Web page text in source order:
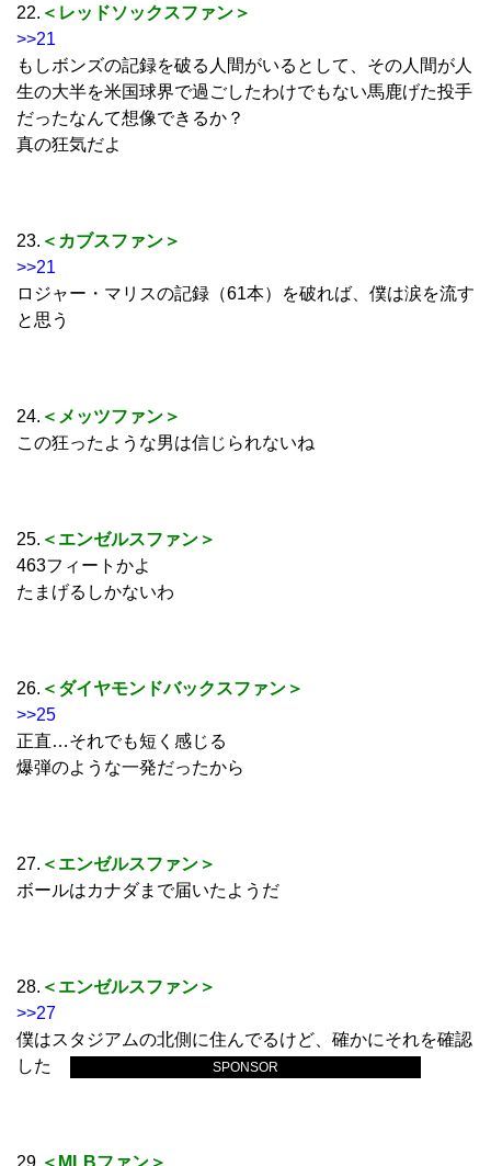
SPONSOR
22. ＜レッドソックスファン＞
>>21
もしボンズの記録を破る人間がいるとして、その人間が人
生の大半を米国球界で過ごしたわけでもない馬鹿げた投手
だったなんて想像できるか？
真の狂気だよ
23. ＜カブスファン＞
>>21
ロジャー・マリスの記録（61本）を破れば、僕は涙を流す
と思う
24. ＜メッツファン＞
この狂ったような男は信じられないね
25. ＜エンゼルスファン＞
463フィートかよ
たまげるしかないわ
26. ＜ダイヤモンドバックスファン＞
>>25
正直…それでも短く感じる
爆弾のような一発だったから
27. ＜エンゼルスファン＞
ボールはカナダまで届いたようだ
28. ＜エンゼルスファン＞
>>27
僕はスタジアムの北側に住んでるけど、確かにそれを確認
した